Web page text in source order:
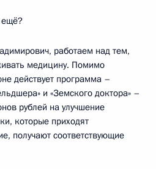
ещё?
работаем над тем,
медицину. Помимо
действует программа –
и «Земского доктора» –
рублей на улучшение
которые приходят
получают соответствующие